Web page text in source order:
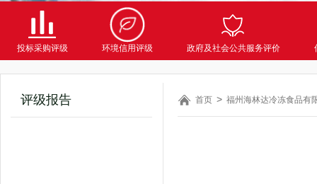
投标采购评级 环境信用评级 政府及社会公共服务评价
评级报告 首页 福州海林达冷冻食品有